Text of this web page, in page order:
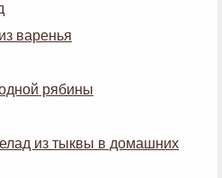
варенья
рябины
из тыквы в домашних